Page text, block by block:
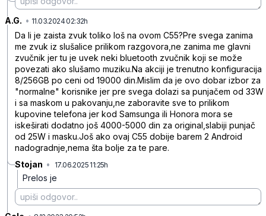
A.G. • 11.03.2024 02:32h
Da li je zaista zvuk toliko loš na ovom C55?Pre svega zanima
me zvuk iz slušalice prilikom razgovora,ne zanima me glavni
zvučnik jer tu je uvek neki bluetooth zvučnik koji se može
povezati ako slušamo muziku.Na akciji je trenutno konfiguracija
8/256GB po ceni od 19000 din.Mislim da je ovo dobar izbor za
"normalne" korisnike jer pre svega dolazi sa punjačem od 33W
i sa maskom u pakovanju,ne zaboravite sve to prilikom
kupovine telefona jer kod Samsunga ili Honora mora se
iskeširati dodatno još 4000-5000 din za original,slabiji punjač
od 25W i masku.Još ako ovaj C55 dobije barem 2 Android
nadogradnje,nema šta bolje za te pare.
Stojan • 17.06.2025 11:25h
Prelos je